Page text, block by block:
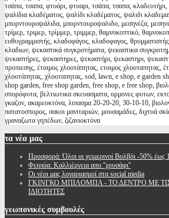
τσάπα, τσαπα, φτυάρι, φτυαρι, τσάπα, τσαπα,
ψαλίδια κλαδέματος, ψαλίδι κλαδέματος, ψαλιδι
μπορντουροψάλιδα, μπορντουροψαλιδο, μεσηνέζα,
τρίμερ, τριμερ, τρίμμερ, τριμμερ, θαμνοκοπτικό,
ευθυγραμμιστής, κλαδοφάγος, κλαδοφαγος,
κλαδιων, ψεκαστικά συγκροτήματα, ψεκαστικα
ψεκαστήρες, ψεκαστηρες, ψεκαστήρι, ψεκαστηρι,
προπιεσης, έτοιμος χλοοτάπητας, ετοιμος χλοοταπητας,
χλοοτάπητας, χλοοταπητας, sod, lawn, e shop, e garden
shop garden, free shop garden, free shop, e free shop,
σπορόφυτα, βελτιωτικα σκευασματα, ορμονες φυτων,
γκαζον, ακαρεοκτόνα, λιπασμα 20-20-20, 30-10-10,
πατατοσπορος, σακοι μανιταριών, μουσαμάδες, διχτυά
γραναζωτα γηπέδων, ζιζανιοκτόνα
τα νέα μας
Προσφορά: Όλοι οι χειμερινοί Βολβόι -50% έως
Φειγιόα: Καλλιέργεια απο ''χρυσάφι''
Oι νέοι μας λογαριασμοί στα social media
ΓΚΙΝΓΚΟ ΜΠΙΛΟΜΠΑ - ΤΟ ΔΕΝΤΡΟ ΜΕ
ΙΔΙΟΤΗΤΕΣ
γεωπονικές συμβουλές